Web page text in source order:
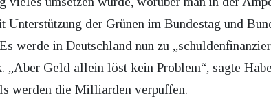
Unterstützung der Grünen im Bundestag und
werde in Deutschland nun zu
„Aber Geld allein löst kein Problem“, sagte
werden die Milliarden verpuffen.